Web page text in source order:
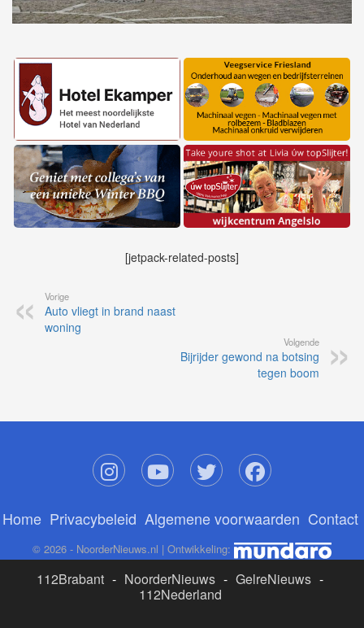
[jetpack-related-posts]
Vorige
Auto vliegt in brand naast
woning
Volgende
Bijrijder gewond na botsing
tegen boom
Home Privacybeleid Algemene voorwaarden Contact
© 2026 - NoorderNieuws.nl | Ontwikkeling:
112Brabant - NoorderNieuws - GelreNieuws -
112Nederland